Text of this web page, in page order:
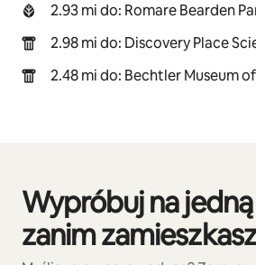
2.93 mi do: Romare Bearden
2.98 mi do: Discovery Place
2.48 mi do: Bechtler Museum
Wypróbuj na
zanim
Widać 0 z 0 elementów